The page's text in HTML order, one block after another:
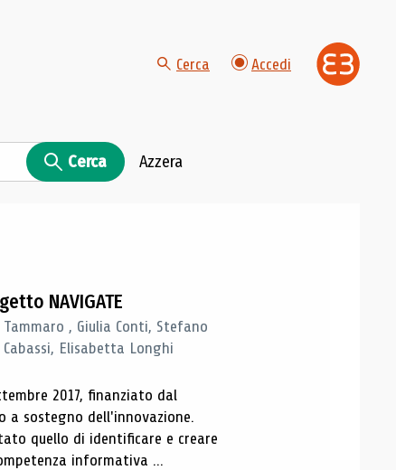
Cerca Accedi
Cerca Azzera
NAVIGATE
, Giulia Conti, Stefano
Elisabetta Longhi
2017, finanziato dal
sostegno dell'innovazione.
quello di identificare e creare
informativa ...